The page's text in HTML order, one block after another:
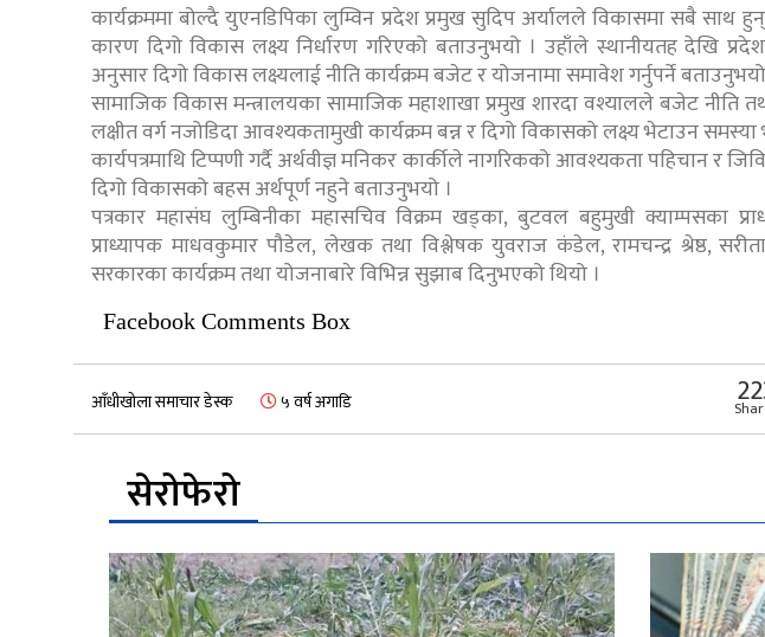
कार्यक्रममा बोल्दै युएनडिपिका लुम्विन प्रदेश प्रमुख सुदिप अर्यालले विकासमा सबै साथ
कारण दिगो विकास लक्ष्य निर्धारण गरिएको बताउनुभयो । उहाँले स्थानीयतह देखि
अनुसार दिगो विकास लक्ष्यलाई नीति कार्यक्रम बजेट र योजनामा समावेश गर्नुपर्ने
सामाजिक विकास मन्त्रालयका सामाजिक महाशाखा प्रमुख शारदा वश्यालले बजेट नीति तथा
लक्षीत वर्ग नजोडिदा आवश्यकतामुखी कार्यक्रम बन्न र दिगो विकासको लक्ष्य भेटाउन
कार्यपत्रमाथि टिप्पणी गर्दै अर्थवीज्ञ मनिकर कार्कीले नागरिकको आवश्यकता पहिचान र
दिगो विकासको बहस अर्थपूर्ण नहुने बताउनुभयो ।
पत्रकार महासंघ लुम्बिनीका महासचिव विक्रम खड्का, बुटवल बहुमुखी क्याम्पसका
प्राध्यापक माधवकुमार पौडेल, लेखक तथा विश्लेषक युवराज कंडेल, रामचन्द्र श्रेष्ठ, सरीता
सरकारका कार्यक्रम तथा योजनाबारे विभिन्न सुझाब दिनुभएको थियो ।
Facebook Comments Box
आँधीखोला समाचार डेस्क ५ वर्ष अगाडि
सेरोफेरो